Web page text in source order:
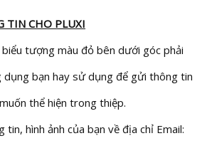
TIN CHO PLUXI
biểu tượng màu đỏ bên dưới góc phải
dụng bạn hay sử dụng để gửi thông tin
thể hiện trong thiệp.
tin, hình ảnh của bạn về địa chỉ Email: